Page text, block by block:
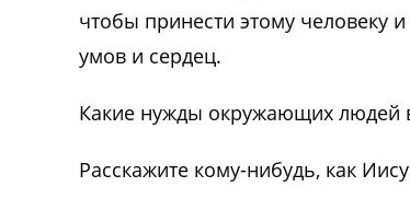
чтобы принести этому человеку
умов и сердец.
Какие нужды окружающих людей
Расскажите кому-нибудь, как